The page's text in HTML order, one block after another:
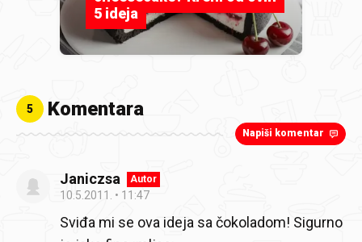
5 ideja
5 Komentara
Napiši komentar
Janiczsa Autor
10.5.2011. 11:47
Sviđa mi se ova ideja sa čokoladom! Sigurno